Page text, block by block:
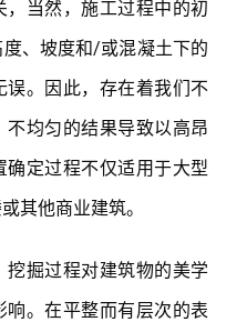
当然，施工过程中的初
、坡度和/或混凝土下的
误。因此，存在着我们不
均匀的结果导致以高昂
定过程不仅适用于大型
其他商业建筑。
挖掘过程对建筑物的美学
。在平整而有层次的表